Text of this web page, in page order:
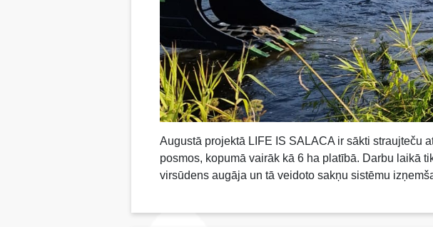
Augustā projektā LIFE IS SALACA ir sākti straujteču
posmos, kopumā vairāk kā 6 ha platībā. Darbu laikā
virsūdens augāja un tā veidoto sakņu sistēmu